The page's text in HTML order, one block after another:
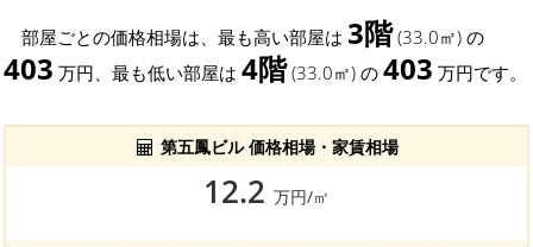
部屋ごとの価格相場は、最も高い部屋は 3階(33.0㎡) の
403 万円、最も低い部屋は 4階(33.0㎡) の 403 万円です。
第五鳳ビル 価格相場・家賃相場
12.2 万円/㎡